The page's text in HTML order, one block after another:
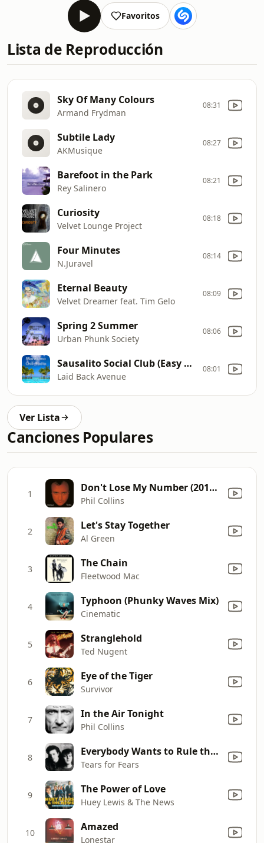
Favoritos
Lista de Reproducción
Sky Of Many Colours
Armand Frydman
08:31
Subtile Lady
AKMusique
08:27
Barefoot in the Park
Rey Salinero
08:21
Curiosity
Velvet Lounge Project
08:18
Four Minutes
N.Juravel
08:14
Eternal Beauty
Velvet Dreamer feat. Tim Gelo
08:09
Spring 2 Summer
Urban Phunk Society
08:06
Sausalito Social Club (Easy Life Remastered Mix)
Laid Back Avenue
08:01
Ver Lista
Canciones Populares
1 Don't Lose My Number (2016 Remastered)
Phil Collins
2 Let's Stay Together
Al Green
3 The Chain
Fleetwood Mac
4 Typhoon (Phunky Waves Mix)
Cinematic
5 Stranglehold
Ted Nugent
6 Eye of the Tiger
Survivor
7 In the Air Tonight
Phil Collins
8 Everybody Wants to Rule the World
Tears for Fears
9 The Power of Love
Huey Lewis & The News
10 Amazed
Lonestar